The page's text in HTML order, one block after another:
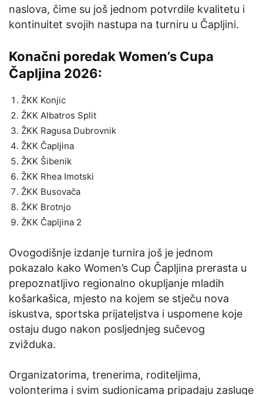
naslova, čime su još jednom potvrdile kvalitetu i
kontinuitet svojih nastupa na turniru u Čapljini.
Konačni poredak Women’s Cupa
Čapljina 2026:
ŽKK Konjic
ŽKK Albatros Split
ŽKK Ragusa Dubrovnik
ŽKK Čapljina
ŽKK Šibenik
ŽKK Rhea Imotski
ŽKK Busovača
ŽKK Brotnjo
ŽKK Čapljina 2
Ovogodišnje izdanje turnira još je jednom
pokazalo kako Women’s Cup Čapljina prerasta u
prepoznatljivo regionalno okupljanje mladih
košarkašica, mjesto na kojem se stječu nova
iskustva, sportska prijateljstva i uspomene koje
ostaju dugo nakon posljednjeg sučevog
zvižduka.
Organizatorima, trenerima, roditeljima,
volonterima i svim sudionicama pripadaju zasluge